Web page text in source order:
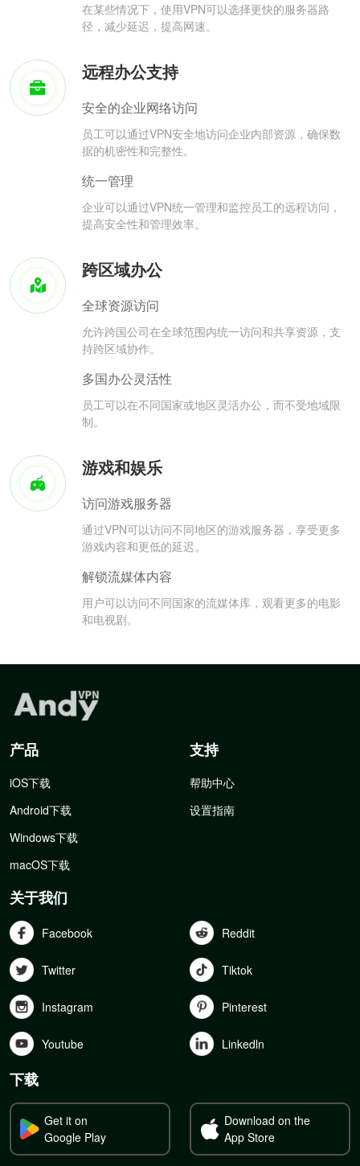
在某些情况下，使用VPN可以选择更快的服务器路
径，减少延迟，提高网速。
远程办公支持
安全的企业网络访问
员工可以通过VPN安全地访问企业内部资源，确保数
据的机密性和完整性。
统一管理
企业可以通过VPN统一管理和监控员工的远程访问，
提高安全性和管理效率。
跨区域办公
全球资源访问
允许跨国公司在全球范围内统一访问和共享资源，支
持跨区域协作。
多国办公灵活性
员工可以在不同国家或地区灵活办公，而不受地域限
制。
游戏和娱乐
访问游戏服务器
通过VPN可以访问不同地区的游戏服务器，享受更多
游戏内容和更低的延迟。
解锁流媒体内容
用户可以访问不同国家的流媒体库，观看更多的电影
和电视剧。
产品
iOS下载
Android下载
Windows下载
macOS下载
支持
帮助中心
设置指南
关于我们
Facebook Reddit
Twitter Tiktok
Instagram Pinterest
Youtube Linkedln
下载
Get it on
Google Play
Download on the
App Store